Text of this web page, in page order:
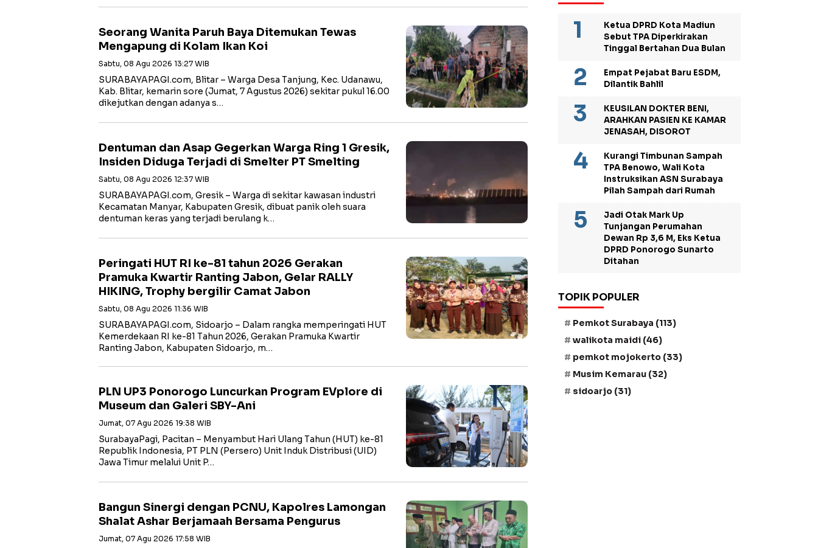
Seorang Wanita Paruh Baya Ditemukan Tewas
Mengapung di Kolam Ikan Koi
Sabtu, 08 Agu 2026 13:27 WIB
SURABAYAPAGI.com, Blitar – Warga Desa Tanjung, Kec. Udanawu,
Kab. Blitar, kemarin sore (Jumat, 7 Agustus 2026) sekitar pukul 16.00
dikejutkan dengan adanya s…
Dentuman dan Asap Gegerkan Warga Ring 1 Gresik,
Insiden Diduga Terjadi di Smelter PT Smelting
Sabtu, 08 Agu 2026 12:37 WIB
SURABAYAPAGI.com, Gresik – Warga di sekitar kawasan industri
Kecamatan Manyar, Kabupaten Gresik, dibuat panik oleh suara
dentuman keras yang terjadi berulang k…
Peringati HUT RI ke-81 tahun 2026 Gerakan
Pramuka Kwartir Ranting Jabon, Gelar RALLY
HIKING, Trophy bergilir Camat Jabon
Sabtu, 08 Agu 2026 11:36 WIB
SURABAYAPAGI.com, Sidoarjo – Dalam rangka memperingati HUT
Kemerdekaan RI ke-81 Tahun 2026, Gerakan Pramuka Kwartir
Ranting Jabon, Kabupaten Sidoarjo, m…
PLN UP3 Ponorogo Luncurkan Program EVplore di
Museum dan Galeri SBY-Ani
Jumat, 07 Agu 2026 19:38 WIB
SurabayaPagi, Pacitan – Menyambut Hari Ulang Tahun (HUT) ke-81
Republik Indonesia, PT PLN (Persero) Unit Induk Distribusi (UID)
Jawa Timur melalui Unit P…
Bangun Sinergi dengan PCNU, Kapolres Lamongan
Shalat Ashar Berjamaah Bersama Pengurus
Jumat, 07 Agu 2026 17:58 WIB
Ketua DPRD Kota Madiun
Sebut TPA Diperkirakan
Tinggal Bertahan Dua Bulan
Empat Pejabat Baru ESDM,
Dilantik Bahlil
KEUSILAN DOKTER BENI,
ARAHKAN PASIEN KE KAMAR
JENASAH, DISOROT
Kurangi Timbunan Sampah
TPA Benowo, Wali Kota
Instruksikan ASN Surabaya
Pilah Sampah dari Rumah
Jadi Otak Mark Up
Tunjangan Perumahan
Dewan Rp 3,6 M, Eks Ketua
DPRD Ponorogo Sunarto
Ditahan
TOPIK POPULER
Pemkot Surabaya (113)
walikota maidi (46)
pemkot mojokerto (33)
Musim Kemarau (32)
sidoarjo (31)